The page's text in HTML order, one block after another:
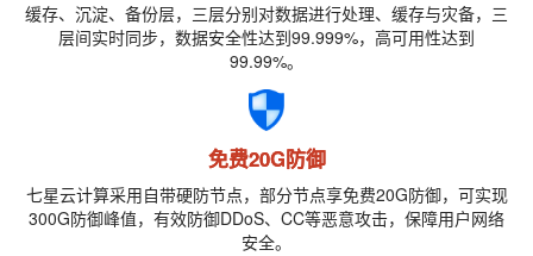
缓存、沉淀、备份层，三层分别对数据进行处理、缓存与灾备，三
层间实时同步，数据安全性达到99.999%，高可用性达到
99.99%。
免费20G防御
七星云计算采用自带硬防节点，部分节点享免费20G防御，可实现
300G防御峰值，有效防御DDoS、CC等恶意攻击，保障用户网络
安全。